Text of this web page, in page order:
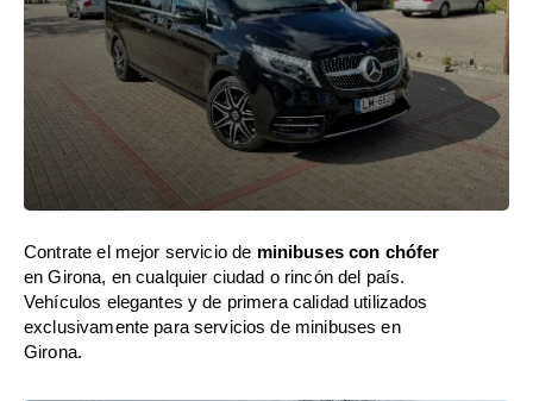
Contrate el mejor servicio de minibuses con chófer
en Girona, en cualquier ciudad o rincón del país.
Vehículos elegantes y de primera calidad utilizados
exclusivamente para servicios de minibuses en
Girona.